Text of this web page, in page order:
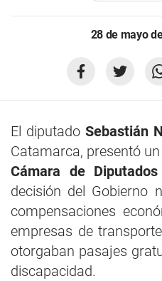
28 de mayo
El diputado Sebastián
Catamarca, presentó
Cámara de
decisión del Gobierno
compensaciones
empresas de
otorgaban pasajes
discapacidad.